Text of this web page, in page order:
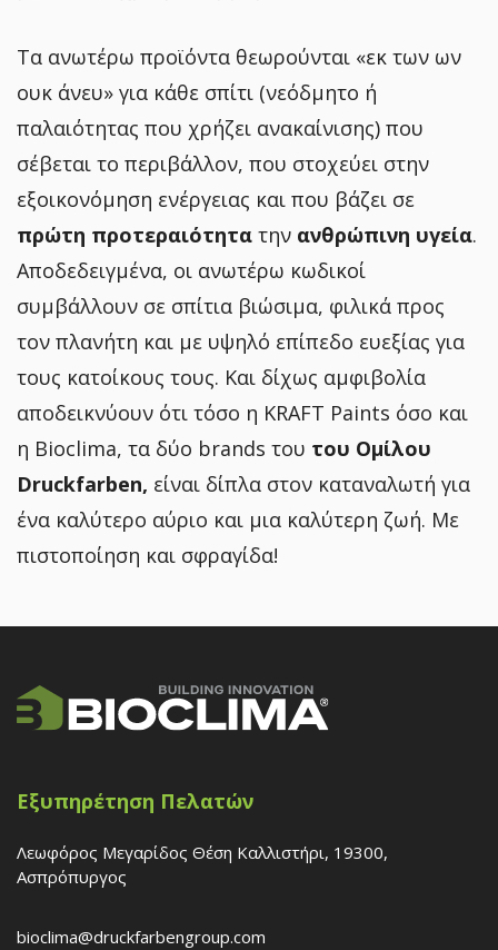
Τα ανωτέρω προϊόντα θεωρούνται «εκ των ων
ουκ άνευ» για κάθε σπίτι (νεόδμητο ή
παλαιότητας που χρήζει ανακαίνισης) που
σέβεται το περιβάλλον, που στοχεύει στην
εξοικονόμηση ενέργειας και που βάζει σε
πρώτη προτεραιότητα την ανθρώπινη υγεία.
Αποδεδειγμένα, οι ανωτέρω κωδικοί
συμβάλλουν σε σπίτια βιώσιμα, φιλικά προς
τον πλανήτη και με υψηλό επίπεδο ευεξίας για
τους κατοίκους τους. Και δίχως αμφιβολία
αποδεικνύουν ότι τόσο η KRAFT Paints όσο και
η Bioclima, τα δύο brands του του Ομίλου
Druckfarben, είναι δίπλα στον καταναλωτή για
ένα καλύτερο αύριο και μια καλύτερη ζωή. Με
πιστοποίηση και σφραγίδα!
Εξυπηρέτηση Πελατών
Λεωφόρος Μεγαρίδος Θέση Καλλιστήρι, 19300,
Ασπρόπυργος
bioclima@druckfarbengroup.com